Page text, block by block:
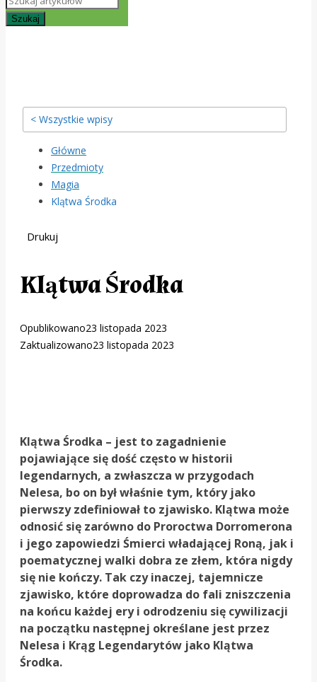
Szukaj
< Wszystkie wpisy
Główne
Przedmioty
Magia
Klątwa Środka
Drukuj
Klątwa Środka
Opublikowano23 listopada 2023
Zaktualizowano23 listopada 2023
Klątwa Środka – jest to zagadnienie
pojawiające się dość często w historii
legendarnych, a zwłaszcza w przygodach
Nelesa, bo on był właśnie tym, który jako
pierwszy zdefiniował to zjawisko. Klątwa może
odnosić się zarówno do Proroctwa Dorromerona
i jego zapowiedzi Śmierci władającej Roną, jak i
poematycznej walki dobra ze złem, która nigdy
się nie kończy. Tak czy inaczej, tajemnicze
zjawisko, które doprowadza do fali zniszczenia
na końcu każdej ery i odrodzeniu się cywilizacji
na początku następnej określane jest przez
Nelesa i Krąg Legendarytów jako Klątwa
Środka.